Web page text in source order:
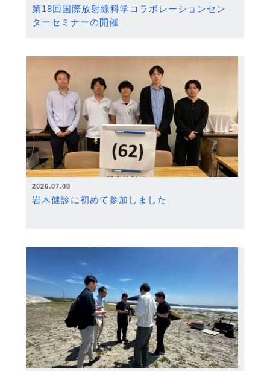
第18回国際放射線科学コラボレーションセン
ターセミナーの開催
2026.07.08
岩木健診に初めて参加しました